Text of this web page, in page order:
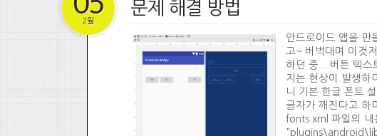
문제 해결 방법
2월
안드로이드 앱을 만
고~ 버벅대며 이것
하던 중... 버튼 텍스
지는 현상이 발생하
니 기본 한글 폰트
글자가 깨진다고 하
fonts.xml 파일의 내